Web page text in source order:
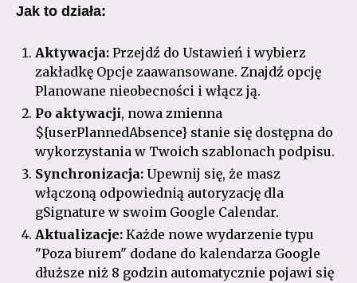
Jak to działa:
Aktywacja: Przejdź do Ustawień i wybierz
zakładkę Opcje zaawansowane. Znajdź opcję
Planowane nieobecności i włącz ją.
Po aktywacji, nowa zmienna
${userPlannedAbsence} stanie się dostępna do
wykorzystania w Twoich szablonach podpisu.
Synchronizacja: Upewnij się, że masz
włączoną odpowiednią autoryzację dla
gSignature w swoim Google Calendar.
Aktualizacje: Każde nowe wydarzenie typu
"Poza biurem" dodane do kalendarza Google
dłuższe niż 8 godzin automatycznie pojawi się